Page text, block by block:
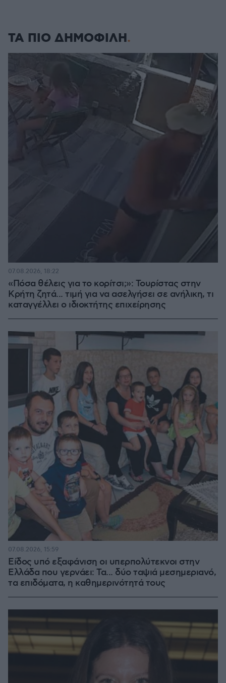
ΤΑ ΠΙΟ ΔΗΜΟΦΙΛΗ
«Πόσα θέλεις για το κορίτσι;»: Τουρίστας στην
Κρήτη ζητά... τιμή για να ασελγήσει σε ανήλικη, τι
καταγγέλλει ο ιδιοκτήτης επιχείρησης
07.08.2026, 18:22
Είδος υπό εξαφάνιση οι υπερπολύτεκνοι στην
Ελλάδα που γερνάει: Τα... δύο ταψιά μεσημεριανό,
τα επιδόματα, η καθημερινότητά τους
07.08.2026, 15:59